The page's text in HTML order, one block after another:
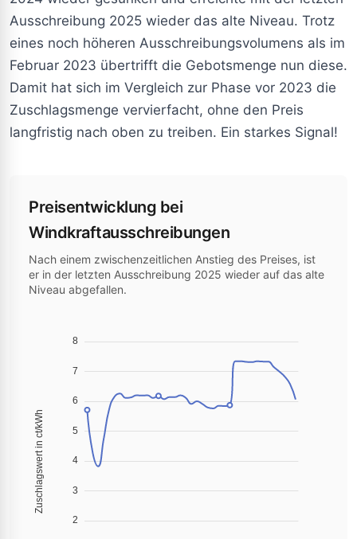
Ausschreibung 2025 wieder das alte Niveau. Trotz
eines noch höheren Ausschreibungsvolumens als im
Februar 2023 übertrifft die Gebotsmenge nun diese.
Damit hat sich im Vergleich zur Phase vor 2023 die
Zuschlagsmenge vervierfacht, ohne den Preis
langfristig nach oben zu treiben. Ein starkes Signal!
Preisentwicklung bei
Windkraftausschreibungen
Nach einem zwischenzeitlichen Anstieg des Preises, ist
er in der letzten Ausschreibung 2025 wieder auf das alte
Niveau abgefallen.